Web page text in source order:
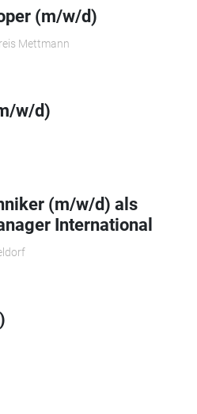
(m/w/d)
Mettmann
w/d)
(m/w/d) als
International